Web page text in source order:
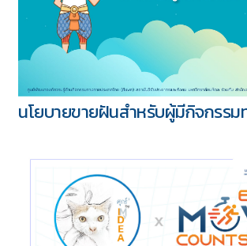
นโยบายขายฝันสำหรับผู้มีกิจกรรม